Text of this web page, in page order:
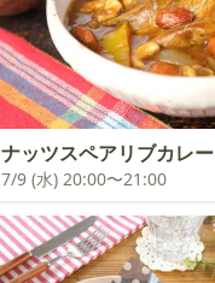
ナッツスペアリブカレー
7/9 (水) 20:00〜21:00